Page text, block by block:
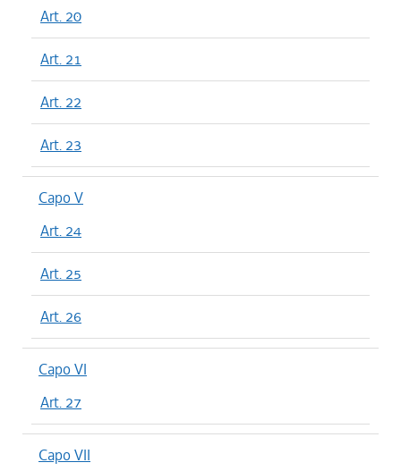
Art. 20
Art. 21
Art. 22
Art. 23
Capo V
Art. 24
Art. 25
Art. 26
Capo VI
Art. 27
Capo VII